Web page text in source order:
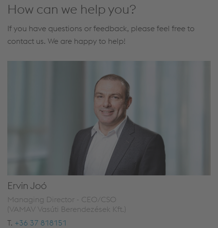
How can we help you?
If you have questions or feedback, please feel free to
contact us. We are happy to help!
Ervin Joó
Managing Director - CEO/CSO
(VAMAV Vasúti Berendezések Kft.)
T. +36 37 818151